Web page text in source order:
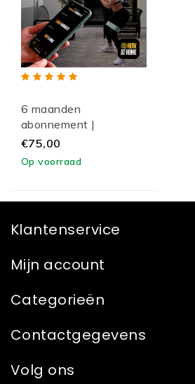
6 maanden
abonnement |
HOWatHome
€75,00
Op voorraad
Klantenservice
Mijn account
Categorieën
Contactgegevens
Volg ons